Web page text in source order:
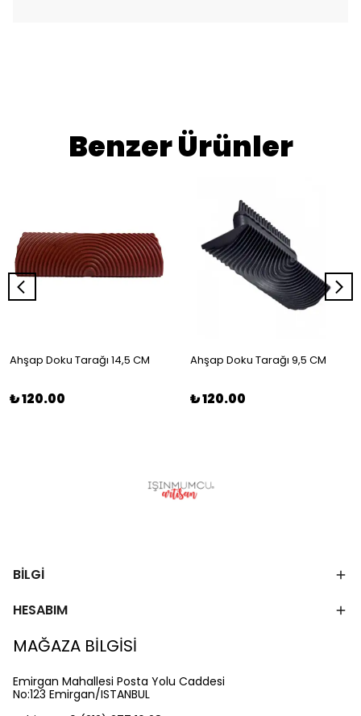
Benzer Ürünler
Ahşap Doku Tarağı 14,5 CM
₺ 120.00
Ahşap Doku Tarağı 9,5 CM
₺ 120.00
BİLGİ
HESABIM
MAĞAZA BİLGİSİ
Emirgan Mahallesi Posta Yolu Caddesi
No:123 Emirgan/ISTANBUL